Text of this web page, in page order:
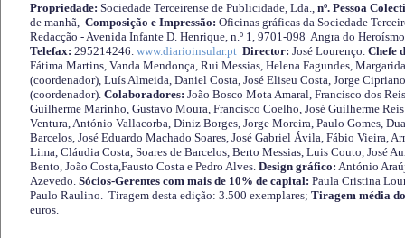
Propriedade: Sociedade Terceirense de Publicidade, Lda., nº. Pessoa
de manhã, Composição e Impressão: Oficinas gráficas da Sociedade
Redacção - Avenida Infante D. Henrique, n.º 1, 9701-098 Angra do
Telefax: 295214246. www.diarioinsular.pt Director: José Lourenço. Chefe
Fátima Martins, Vanda Mendonça, Rui Messias, Helena Fagundes,
(coordenador), Luís Almeida, Daniel Costa, José Eliseu Costa, Jorge
(coordenador). Colaboradores: João Bosco Mota Amaral, Francisco dos
Guilherme Marinho, Gustavo Moura, Francisco Coelho, José Guilherme
Ventura, António Vallacorba, Diniz Borges, Jorge Moreira, Paulo Gomes,
Barcelos, José Eduardo Machado Soares, José Gabriel Ávila, Fábio Vieira,
Lima, Cláudia Costa, Soares de Barcelos, Berto Messias, Luis Couto, José
Bento, João Costa,Fausto Costa e Pedro Alves. Design gráfico: António
Azevedo. Sócios-Gerentes com mais de 10% de capital: Paula Cristina
Paulo Raulino. Tiragem desta edição: 3.500 exemplares; Tiragem média
euros.